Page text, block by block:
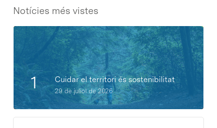
Notícies més vistes
Cuidar el territori és sostenibilitat
29 de juliol de 2026